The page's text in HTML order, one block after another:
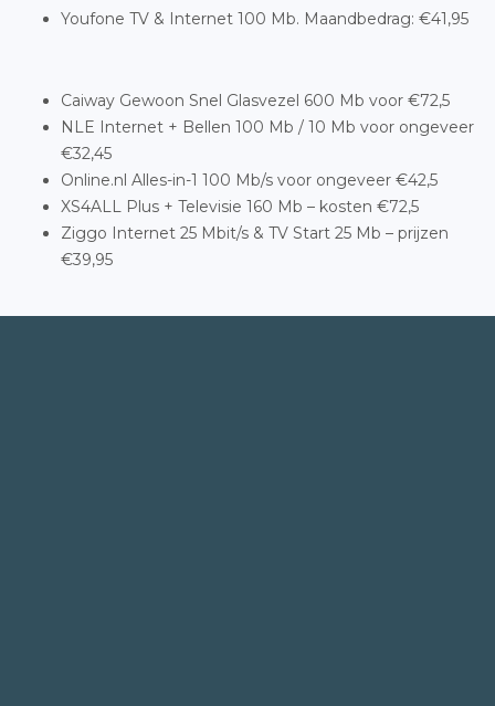
Youfone TV & Internet 100 Mb. Maandbedrag: €41,95
Caiway Gewoon Snel Glasvezel 600 Mb voor €72,5
NLE Internet + Bellen 100 Mb / 10 Mb voor ongeveer
€32,45
Online.nl Alles-in-1 100 Mb/s voor ongeveer €42,5
XS4ALL Plus + Televisie 160 Mb – kosten €72,5
Ziggo Internet 25 Mbit/s & TV Start 25 Mb – prijzen
€39,95